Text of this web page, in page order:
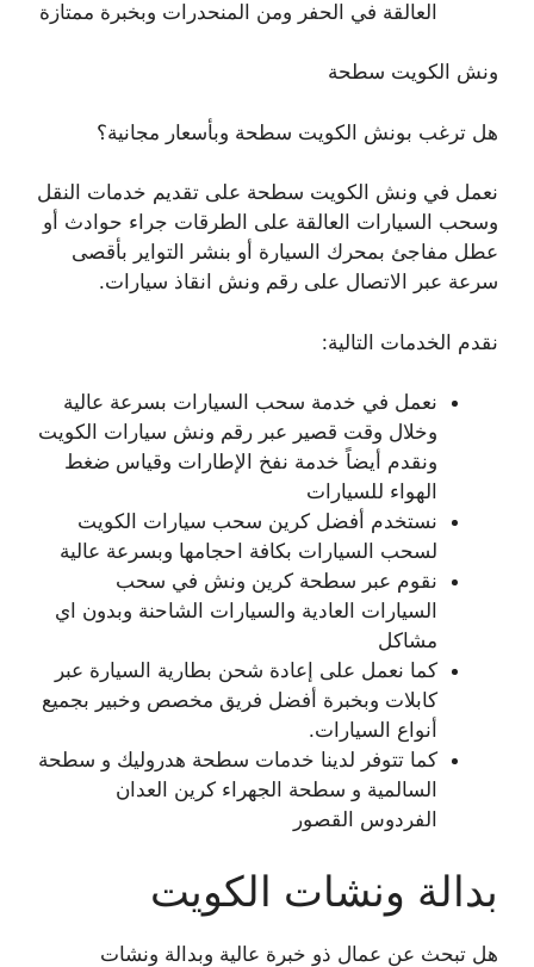
العالقة في الحفر ومن المنحدرات وبخبرة ممتازة
ونش الكويت سطحة
هل ترغب بونش الكويت سطحة وبأسعار مجانية؟
نعمل في ونش الكويت سطحة على تقديم خدمات النقل
وسحب السيارات العالقة على الطرقات جراء حوادث أو
عطل مفاجئ بمحرك السيارة أو بنشر التواير بأقصى
سرعة عبر الاتصال على رقم ونش انقاذ سيارات.
نقدم الخدمات التالية:
نعمل في خدمة سحب السيارات بسرعة عالية
وخلال وقت قصير عبر رقم ونش سيارات الكويت
ونقدم أيضاً خدمة نفخ الإطارات وقياس ضغط
الهواء للسيارات
نستخدم أفضل كرين سحب سيارات الكويت
لسحب السيارات بكافة احجامها وبسرعة عالية
نقوم عبر سطحة كرين ونش في سحب
السيارات العادية والسيارات الشاحنة وبدون اي
مشاكل
كما نعمل على إعادة شحن بطارية السيارة عبر
كابلات وبخبرة أفضل فريق مخصص وخبير بجميع
أنواع السيارات.
كما تتوفر لدينا خدمات سطحة هدروليك و سطحة
السالمية و سطحة الجهراء كرين العدان
الفردوس القصور
بدالة ونشات الكويت
هل تبحث عن عمال ذو خبرة عالية وبدالة ونشات